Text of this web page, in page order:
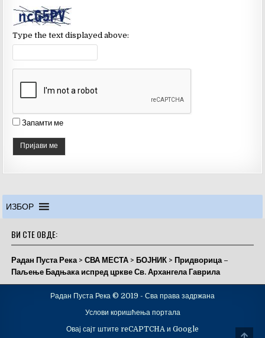
n
n
Type the text displayed above:
Запамти ме
ИЗБОР
ВИ СТЕ ОВДЕ:
Радан Пуста Река >СВА МЕСТА > БОЈНИК > Придворица –
Паљење Бадњака испред цркве Св. Архангела Гаврила
Радан Пуста Река © 2019 - Сва права задржана
Услови коришћења портала
Овај сајт штите reCAPTCHA и Google